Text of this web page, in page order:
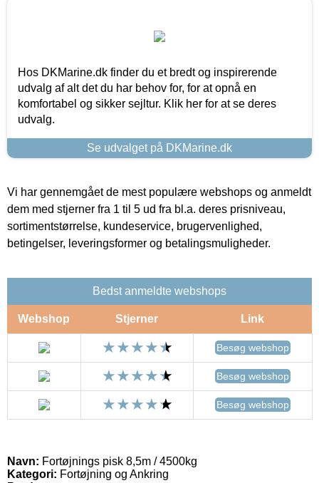
Hos DKMarine.dk finder du et bredt og inspirerende
udvalg af alt det du har behov for, for at opnå en
komfortabel og sikker sejltur. Klik her for at se deres
udvalg.
Se udvalget på DKMarine.dk
Vi har gennemgået de mest populære webshops og anmeldt
dem med stjerner fra 1 til 5 ud fra bl.a. deres prisniveau,
sortimentstørrelse, kundeservice, brugervenlighed,
betingelser, leveringsformer og betalingsmuligheder.
Bedst anmeldte webshops
Webshop Stjerner Link
Besøg webshop
Besøg webshop
Besøg webshop
Navn: Fortøjnings pisk 8,5m / 4500kg
Kategori: Fortøjning og Ankring